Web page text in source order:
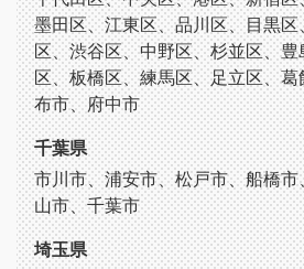
墨田区、江東区、品川区、目黒
区、渋谷区、中野区、杉並区、
区、板橋区、練馬区、足立区、
布市、府中市
千葉県
市川市、浦安市、松戸市、船橋
山市、千葉市
埼玉県